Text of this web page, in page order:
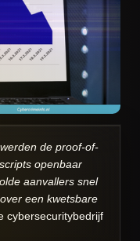
de proof-of-
openbaar
aanvallers snel
een kwetsbare
cybersecuritybedrijf